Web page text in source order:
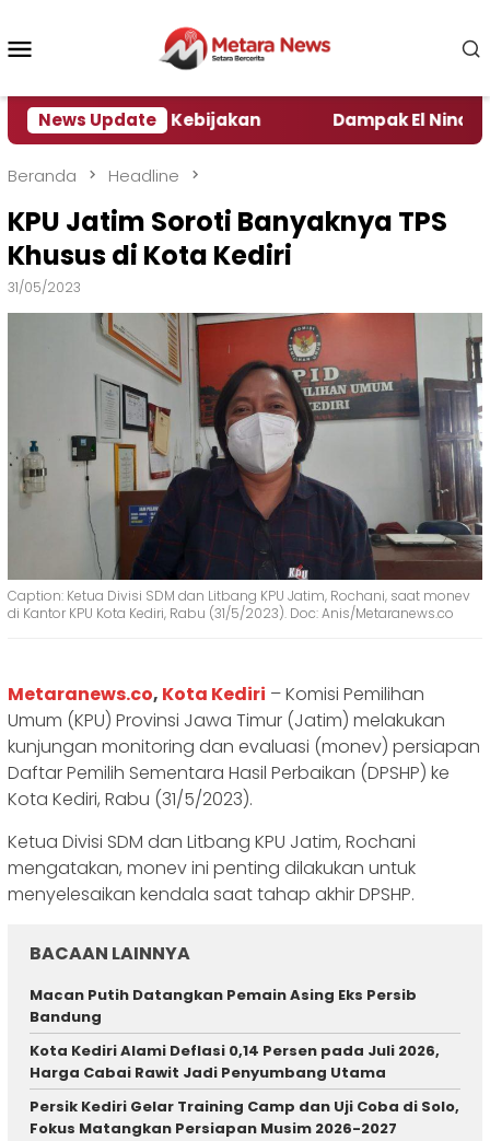
konten
News Update
Kebijakan Dampak El Nino,
Beranda Headline
KPU Jatim Soroti Banyaknya TPS
Khusus di Kota Kediri
31/05/2023
Caption: Ketua Divisi SDM dan Litbang KPU Jatim, Rochani, saat monev
di Kantor KPU Kota Kediri, Rabu (31/5/2023). Doc: Anis/Metaranews.co
Metaranews.co, Kota Kediri – Komisi Pemilihan
Umum (KPU) Provinsi Jawa Timur (Jatim) melakukan
kunjungan monitoring dan evaluasi (monev) persiapan
Daftar Pemilih Sementara Hasil Perbaikan (DPSHP) ke
Kota Kediri, Rabu (31/5/2023).
Ketua Divisi SDM dan Litbang KPU Jatim, Rochani
mengatakan, monev ini penting dilakukan untuk
menyelesaikan kendala saat tahap akhir DPSHP.
BACAAN LAINNYA
Macan Putih Datangkan Pemain Asing Eks Persib
Bandung
Kota Kediri Alami Deflasi 0,14 Persen pada Juli 2026,
Harga Cabai Rawit Jadi Penyumbang Utama
Persik Kediri Gelar Training Camp dan Uji Coba di Solo,
Fokus Matangkan Persiapan Musim 2026-2027